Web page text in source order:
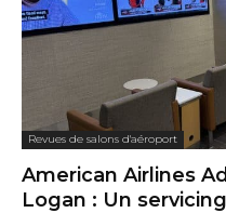
Revues de salons d'aéroport
American Airlines
Logan : Un